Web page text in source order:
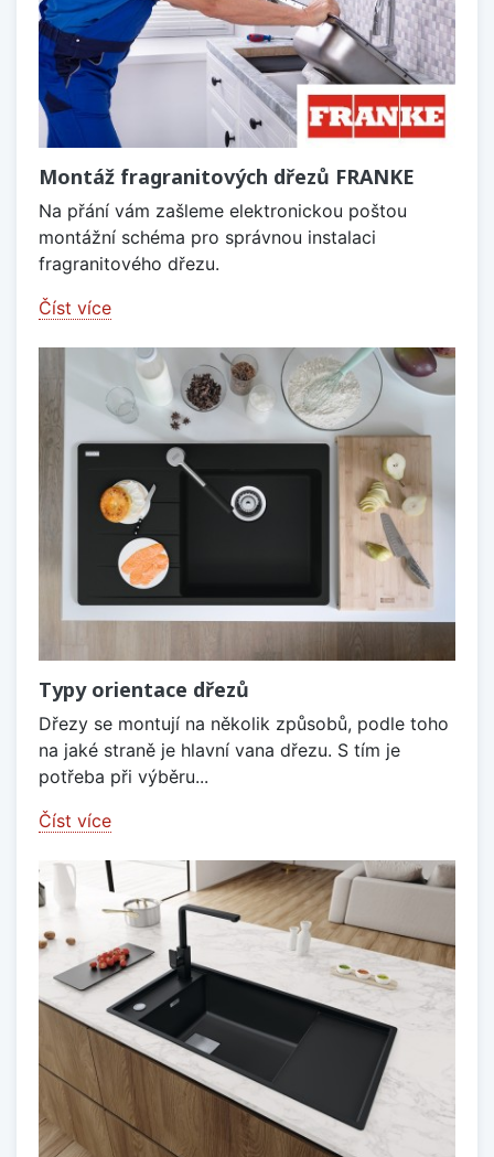
Montáž fragranitových dřezů FRANKE
Na přání vám zašleme elektronickou poštou
montážní schéma pro správnou instalaci
fragranitového dřezu.
Číst více
Typy orientace dřezů
Dřezy se montují na několik způsobů, podle toho
na jaké straně je hlavní vana dřezu. S tím je
potřeba při výběru...
Číst více